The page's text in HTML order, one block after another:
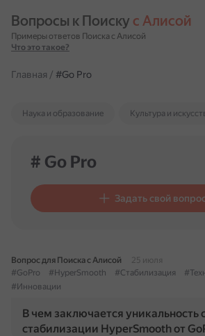
Вопросы к Поиску с Алисой
Примеры ответов Поиска с Алисой
Что это такое?
Главная / #Go Pro
Наука и образование Культура и
# Go Pro
Задать свой вопрос
Вопрос для Поиска с Алисой
25 июля
#GoPro
#HyperSmooth #Стабилизация
#Инновации
В чем заключается уникальность
стабилизации HyperSmooth от